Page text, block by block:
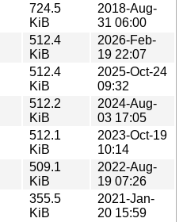
724.5
KiB
2018-Aug-
31 06:00
512.4
KiB
2026-Feb-
19 22:07
512.4
KiB
2025-Oct-24
09:32
512.2
KiB
2024-Aug-
03 17:05
512.1
KiB
2023-Oct-19
10:14
509.1
KiB
2022-Aug-
19 07:26
355.5
KiB
2021-Jan-
20 15:59